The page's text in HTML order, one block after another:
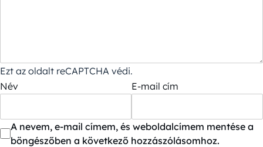
Ezt az oldalt reCAPTCHA védi.
Név
E-mail cím
A nevem, e-mail címem, és weboldalcímem mentése a
böngészőben a következő hozzászólásomhoz.